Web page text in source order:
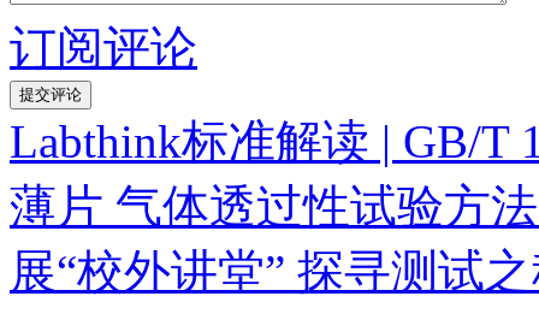
订阅评论
Labthink标准解读 | GB/T
薄片 气体透过性试验方
展“校外讲堂” 探寻测试